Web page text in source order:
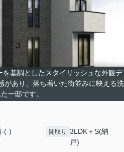
を基調としたスタイリッシュな外観デ
があり、落ち着いた街並みに映える洗
一邸です。
-(-) 間取り
3LDK＋S(納
戸)